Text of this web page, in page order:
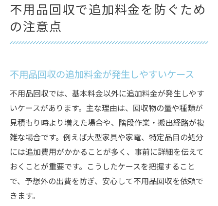
不用品回収で追加料金を防ぐため
の注意点
不用品回収の追加料金が発生しやすいケース
不用品回収では、基本料金以外に追加料金が発生しやす
いケースがあります。主な理由は、回収物の量や種類が
見積もり時より増えた場合や、階段作業・搬出経路が複
雑な場合です。例えば大型家具や家電、特定品目の処分
には追加費用がかかることが多く、事前に詳細を伝えて
おくことが重要です。こうしたケースを把握すること
で、予想外の出費を防ぎ、安心して不用品回収を依頼で
きます。